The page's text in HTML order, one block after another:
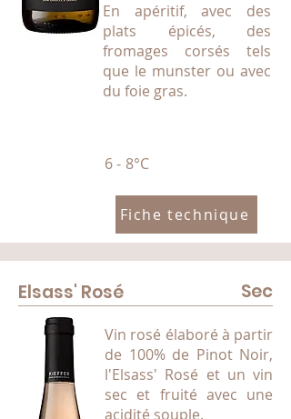
En apéritif, avec des
plats épicés, des
fromages corsés tels
que le munster ou avec
du foie gras.
6 - 8°C
Fiche technique
Elsass' Rosé Sec
Vin rosé élaboré à partir
de 100% de Pinot Noir,
l'Elsass' Rosé et un vin
sec et fruité avec une
acidité souple.